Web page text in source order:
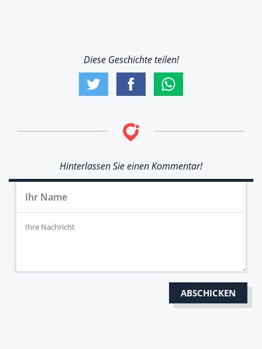
Diese Geschichte teilen!
Hinterlassen Sie einen Kommentar!